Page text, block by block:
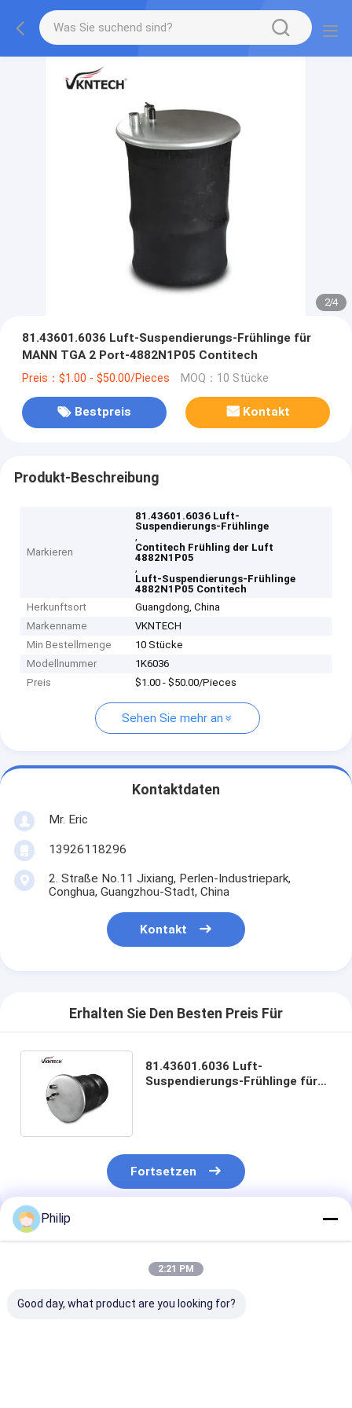
2/4
81.43601.6036 Luft-Suspendierungs-Frühlinge für
MANN TGA 2 Port-4882N1P05 Contitech
Preis：$1.00 - $50.00/Pieces MOQ：10 Stücke
Bestpreis Kontakt
Produkt-Beschreibung
Markieren
81.43601.6036 Luft-
Suspendierungs-Frühlinge
,
Contitech Frühling der Luft
4882N1P05
,
Luft-Suspendierungs-Frühlinge
4882N1P05 Contitech
Herkunftsort
Guangdong, China
Markenname
VKNTECH
Min Bestellmenge
10 Stücke
Modellnummer
1K6036
Preis
$1.00 - $50.00/Pieces
Sehen Sie mehr an
Kontaktdaten
Mr. Eric
13926118296
2. Straße No.11 Jixiang, Perlen-Industriepark,
Conghua, Guangzhou-Stadt, China
Kontakt
Erhalten Sie Den Besten Preis Für
81.43601.6036 Luft-
Suspendierungs-Frühlinge für
Fortsetzen
Empfohlene Produkte
Philip
2:21 PM
Good day, what product are you looking for?